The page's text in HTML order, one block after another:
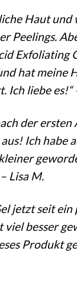
Haut und
Peelings.
Exfoliating
hat meine
Ich liebe es!“
der ersten
Ich habe
Lisa M.
jetzt seit
viel besser
Produkt